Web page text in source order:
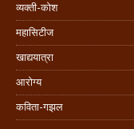
व्यक्ती-कोश
महासिटीज
खाद्ययात्रा
आरोग्य
कविता-गझल